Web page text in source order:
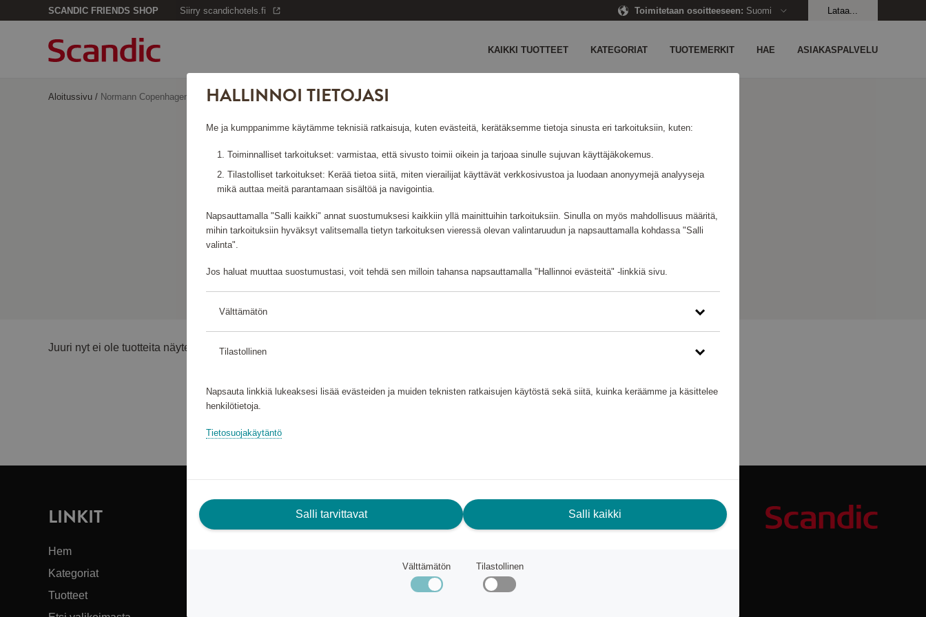
SCANDIC FRIENDS SHOP Siirry scandichotels.fi Toimitetaan osoitteeseen: Suomi Lataa...
KAIKKI TUOTTEET KATEGORIAT TUOTEMERKIT HAE ASIAKASPALVELU
Aloitussivu / Normann Copenhagen
NORMANN COPENHAGEN
Juuri nyt ei ole tuotteita näytettäväksi.
HALLINNOI TIETOJASI
Me ja kumppanimme käytämme teknisiä ratkaisuja, kuten evästeitä, kerätäksemme tietoja sinusta eri tarkoituksiin, kuten:
Toiminnalliset tarkoitukset: varmistaa, että sivusto toimii oikein ja tarjoaa sinulle sujuvan käyttäjäkokemus.
Tilastolliset tarkoitukset: Kerää tietoa siitä, miten vierailijat käyttävät verkkosivustoa ja luodaan anonyymejä analyyseja
mikä auttaa meitä parantamaan sisältöä ja navigointia.
Napsauttamalla "Salli kaikki" annat suostumuksesi kaikkiin yllä mainittuihin tarkoituksiin. Sinulla on myös mahdollisuus määritä,
mihin tarkoituksiin hyväksyt valitsemalla tietyn tarkoituksen vieressä olevan valintaruudun ja napsauttamalla kohdassa "Salli
valinta".
Jos haluat muuttaa suostumustasi, voit tehdä sen milloin tahansa napsauttamalla "Hallinnoi evästeitä" -linkkiä sivu.
Välttämätön
Tilastollinen
Napsauta linkkiä lukeaksesi lisää evästeiden ja muiden teknisten ratkaisujen käytöstä sekä siitä, kuinka keräämme ja käsittelee
henkilötietoja.
Tietosuojakäytäntö
Salli tarvittavat Salli kaikki
Välttämätön Tilastollinen
LINKIT
Hem
Kategoriat
Tuotteet
TARVITSETKO APUA? AUTAMME